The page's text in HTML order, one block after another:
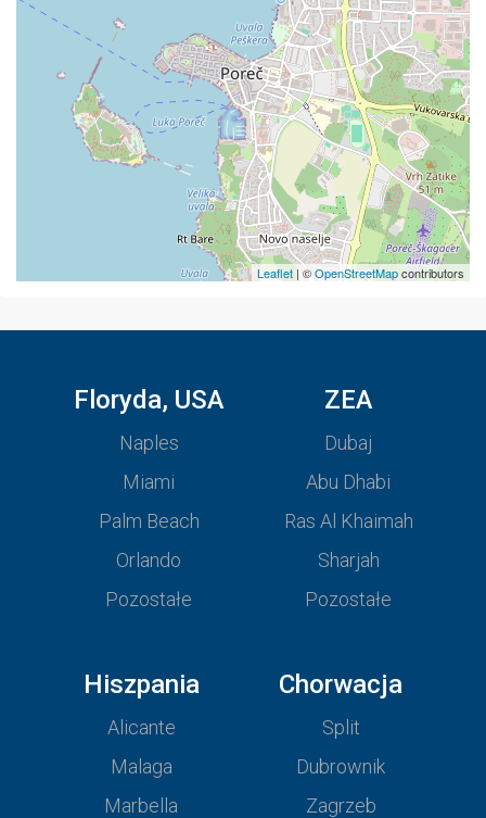
Leaflet | ©OpenStreetMapcontributors
Floryda, USA
Naples
Miami
Palm Beach
Orlando
Pozostałe
ZEA
Dubaj
Abu Dhabi
Ras Al Khaimah
Sharjah
Pozostałe
Hiszpania
Alicante
Malaga
Marbella
Chorwacja
Split
Dubrownik
Zagrzeb